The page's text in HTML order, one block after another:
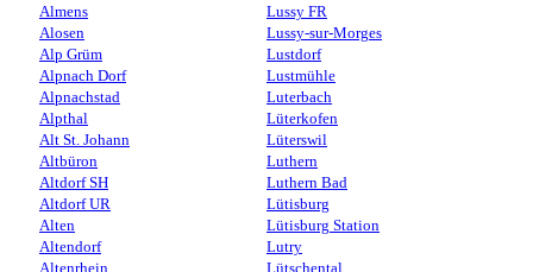
Almens
Alosen
Alp Grüm
Alpnach Dorf
Alpnachstad
Alpthal
Alt St. Johann
Altbüron
Altdorf SH
Altdorf UR
Alten
Altendorf
Altenrhein
Lussy FR
Lussy-sur-Morges
Lustdorf
Lustmühle
Luterbach
Lüterkofen
Lüterswil
Luthern
Luthern Bad
Lütisburg
Lütisburg Station
Lutry
Lütschental